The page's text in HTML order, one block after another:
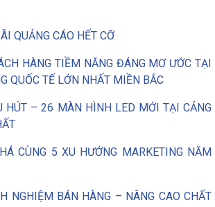
QUẢNG CÁO HẾT CỠ
HÀNG TIỀM NĂNG ĐÁNG MƠ ƯỚC TẠI
QUỐC TẾ LỚN NHẤT MIỀN BẮC
HÚT – 26 MÀN HÌNH LED MỚI TẠI CẢNG
CÙNG 5 XU HƯỚNG MARKETING NĂM
NGHIỆM BÁN HÀNG – NÂNG CAO CHẤT